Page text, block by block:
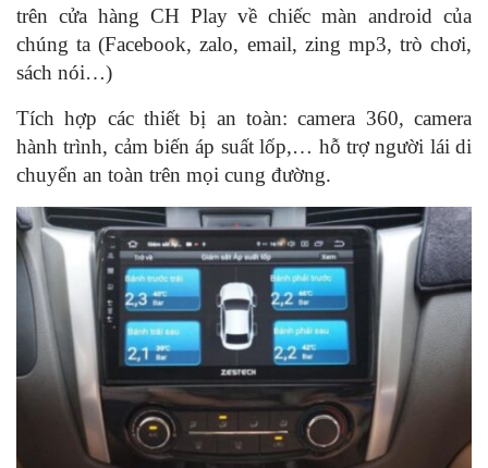
trên cửa hàng CH Play về chiếc màn android của
chúng ta (Facebook, zalo, email, zing mp3, trò chơi,
sách nói…)
Tích hợp các thiết bị an toàn: camera 360, camera
hành trình, cảm biến áp suất lốp,… hỗ trợ người lái di
chuyển an toàn trên mọi cung đường.